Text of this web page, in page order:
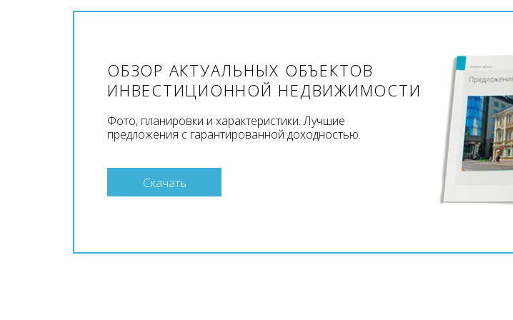
ОБЗОР АКТУАЛЬНЫХ ОБЪЕКТОВ
ИНВЕСТИЦИОННОЙ НЕДВИЖИМОСТИ
Фото, планировки и характеристики. Лучшие
предложения с гарантированной доходностью.
Скачать